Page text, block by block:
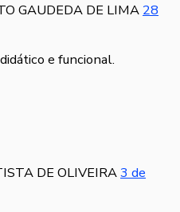
GAUDEDA DE LIMA 28
e funcional.
DE OLIVEIRA3 de